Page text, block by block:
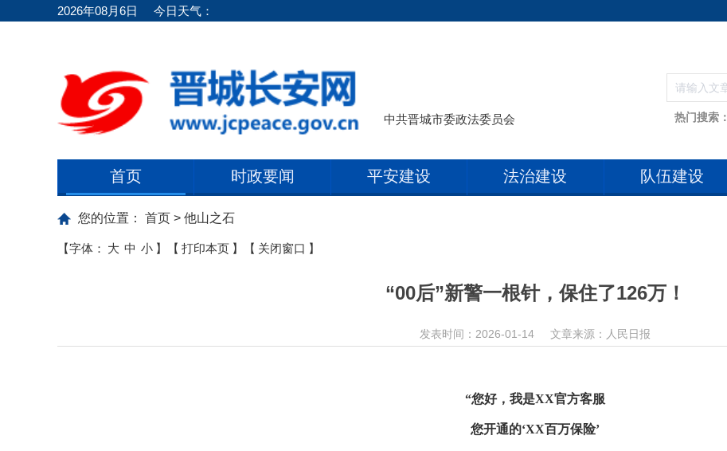
2026年08月6日 今日天气：
中共晋城市委政法委员会 热门搜索：
首页 时政要闻 平安建设 法治建设 队伍建设
您的位置： 首页 > 他山之石
【字体： 大 中 小 】 【 打印本页 】 【 关闭窗口 】
“00后”新警一根针，保住了126万！
发表时间：2026-01-14 文章来源：人民日报
“您好，我是XX官方客服
您开通的‘XX百万保险’